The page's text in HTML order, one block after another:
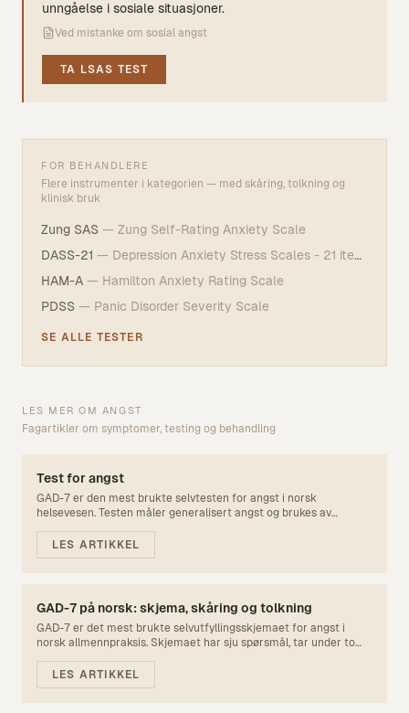
unngåelse i sosiale situasjoner.
Ved mistanke om sosial angst
TA LSAS TEST
FOR BEHANDLERE
Flere instrumenter i kategorien — med skåring, tolkning og
klinisk bruk
Zung SAS — Zung Self-Rating Anxiety Scale
DASS-21 — Depression Anxiety Stress Scales - 21 items
HAM-A — Hamilton Anxiety Rating Scale
PDSS — Panic Disorder Severity Scale
SE ALLE TESTER
LES MER OM ANGST
Fagartikler om symptomer, testing og behandling
Test for angst
GAD-7 er den mest brukte selvtesten for angst i norsk
helsevesen. Testen måler generalisert angst og brukes av
få resultat på 2 minutter.
LES ARTIKKEL
GAD-7 på norsk: skjema, skåring og tolkning
GAD-7 er det mest brukte selvutfyllingsskjemaet for angst i
norsk allmennpraksis. Skjemaet har sju spørsmål, tar under to
spørsmålene, skåringsreglene og hva grenseverdiene betyr.
LES ARTIKKEL